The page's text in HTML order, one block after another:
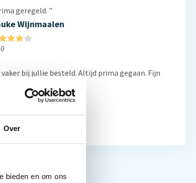
Over
bieden en om ons
geregeld. ”
Wijnmaalen
vaker bij jullie besteld. Altijd prima gegaan. Fijn
Thiemann
10